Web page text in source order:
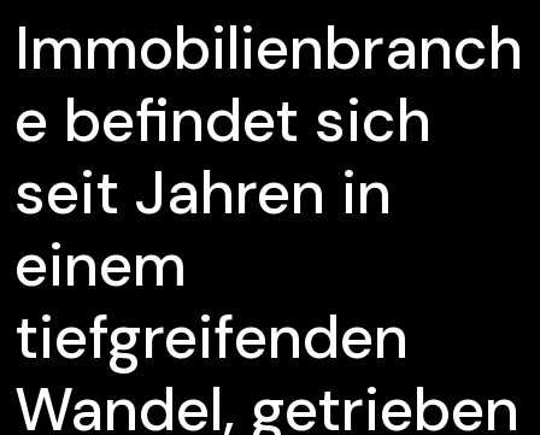
Immobilienbranch
e befindet sich
seit Jahren in
einem
tiefgreifenden
Wandel, getrieben